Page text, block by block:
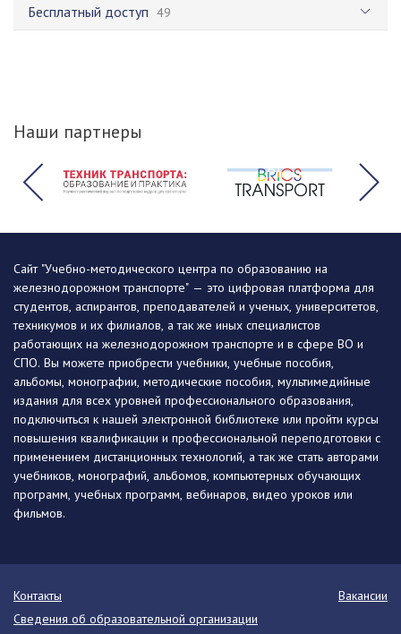
Бесплатный доступ 49
Наши партнеры
Сайт "Учебно-методического центра по образованию на
железнодорожном транспорте" — это цифровая платформа для
студентов, аспирантов, преподавателей и ученых, университетов,
техникумов и их филиалов, а так же иных специалистов
работающих на железнодорожном транспорте и в сфере ВО и
СПО. Вы можете приобрести учебники, учебные пособия,
альбомы, монографии, методические пособия, мультимедийные
издания для всех уровней профессионального образования,
подключиться к нашей электронной библиотеке или пройти курсы
повышения квалификации и профессиональной переподготовки с
применением дистанционных технологий, а так же стать авторами
учебников, монографий, альбомов, компьютерных обучающих
программ, учебных программ, вебинаров, видео уроков или
фильмов.
Контакты
Вакансии
Сведения об образовательной организации